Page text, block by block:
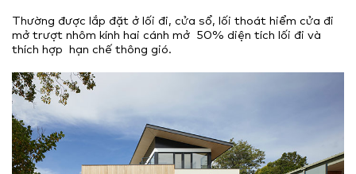
Thường được lắp đặt ở lối đi, cửa sổ, lối thoát hiểm cửa đi
mở trượt nhôm kính hai cánh mở 50% diện tích lối đi và
thích hợp hạn chế thông gió.